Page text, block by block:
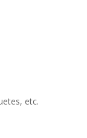
etc.